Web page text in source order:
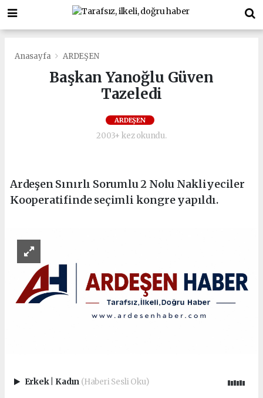
Anasayfa ARDEŞEN
Başkan Yanoğlu Güven
Tazeledi
ARDEŞEN
2003+ kez okundu.
Ardeşen Sınırlı Sorumlu 2 Nolu Nakliyeciler
Kooperatifinde seçimli kongre yapıldı.
Erkek Kadın (Haberi Sesli Oku)